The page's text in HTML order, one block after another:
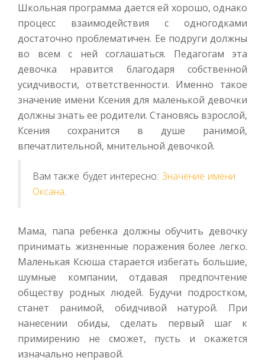
Школьная программа дается ей хорошо, однако
процесс взаимодействия с одногодками
достаточно проблематичен. Ее подруги должны
во всем с ней соглашаться. Педагогам эта
девочка нравится благодаря собственной
усидчивости, ответственности. Именно такое
значение имени Ксения для маленькой девочки
должны знать ее родители. Становясь взрослой,
Ксения сохранится в душе ранимой,
впечатлительной, мнительной девочкой.
Вам также будет интересно: Значение имени
Оксана.
Мама, папа ребенка должны обучить девочку
принимать жизненные поражения более легко.
Маленькая Ксюша старается избегать большие,
шумные компании, отдавая предпочтение
обществу родных людей. Будучи подростком,
станет ранимой, обидчивой натурой. При
нанесении обиды, сделать первый шаг к
примирению не сможет, пусть и окажется
изначально неправой.